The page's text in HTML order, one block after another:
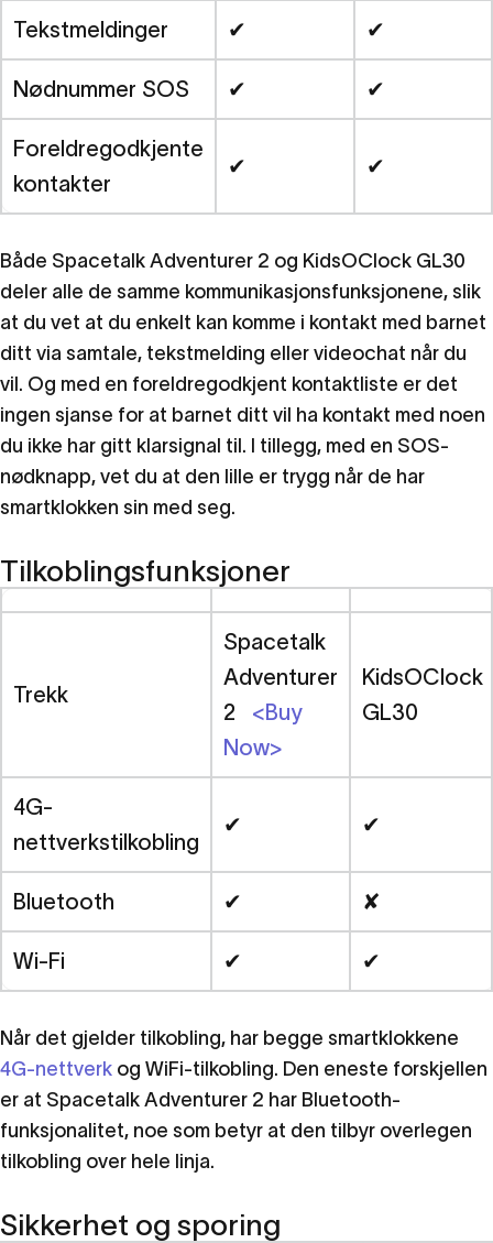
Tekstmeldinger ✔ ✔
Nødnummer SOS ✔ ✔
Foreldregodkjente
kontakter
✔ ✔
Både Spacetalk Adventurer 2 og KidsOClock GL30
deler alle de samme kommunikasjonsfunksjonene, slik
at du vet at du enkelt kan komme i kontakt med barnet
ditt via samtale, tekstmelding eller videochat når du
vil. Og med en foreldregodkjent kontaktliste er det
ingen sjanse for at barnet ditt vil ha kontakt med noen
du ikke har gitt klarsignal til. I tillegg, med en SOS-
nødknapp, vet du at den lille er trygg når de har
smartklokken sin med seg.
Tilkoblingsfunksjoner
Trekk
Spacetalk
Adventurer
2 <Buy
Now>
KidsOClock
GL30
4G-
nettverkstilkobling
✔ ✔
Bluetooth ✔ ✘
Wi-Fi ✔ ✔
Når det gjelder tilkobling, har begge smartklokkene
4G-nettverk og WiFi-tilkobling. Den eneste forskjellen
er at Spacetalk Adventurer 2 har Bluetooth-
funksjonalitet, noe som betyr at den tilbyr overlegen
tilkobling over hele linja.
Sikkerhet og sporing